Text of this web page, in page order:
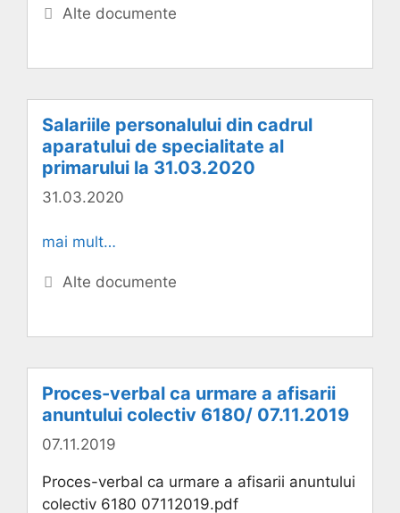
Categorii
Alte documente
Salariile personalului din cadrul
aparatului de specialitate al
primarului la 31.03.2020
31.03.2020
mai mult…
Categorii
Alte documente
Proces-verbal ca urmare a afisarii
anuntului colectiv 6180/ 07.11.2019
07.11.2019
Proces-verbal ca urmare a afisarii anuntului
colectiv 6180 07112019.pdf